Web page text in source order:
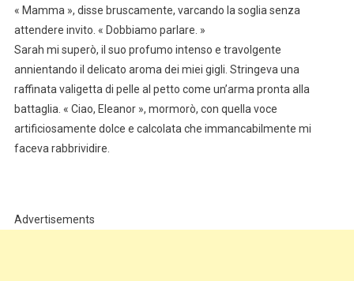
« Mamma », disse bruscamente, varcando la soglia senza
attendere invito. « Dobbiamo parlare. »
Sarah mi superò, il suo profumo intenso e travolgente
annientando il delicato aroma dei miei gigli. Stringeva una
raffinata valigetta di pelle al petto come un’arma pronta alla
battaglia. « Ciao, Eleanor », mormorò, con quella voce
artificiosamente dolce e calcolata che immancabilmente mi
faceva rabbrividire.
Advertisements